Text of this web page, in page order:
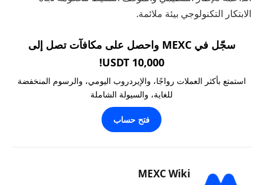
الابتكار التكنولوجي بيئة ملائمة.
سجّل في MEXC واحصل على مكافآت تصل إلى
10,000 USDT!
استمتع بأكثر العملات رواجًا، والإيردروب اليومي، والرسوم المنخفضة
للغاية، والسيولة الشاملة
فتح حساب
MEXC Wiki